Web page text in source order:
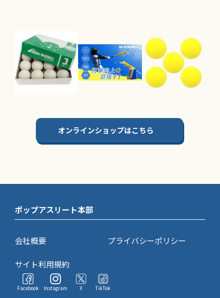
オンラインショップはこちら
ポップアスリート本部
会社概要
プライバシーポリシー
サイト利用規約
Facebook Instagram X TikTok